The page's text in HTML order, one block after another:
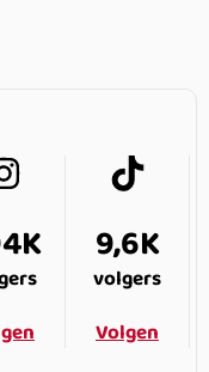
9,6K
volgers
Volgen